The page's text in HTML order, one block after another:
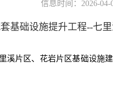
信息时间：2026-04-
基础设施提升工程--七
溪片区、花岩片区基础设施